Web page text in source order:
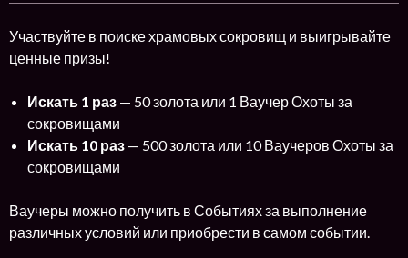
Участвуйте в поиске храмовых сокровищ и выигрывайте
ценные призы!
Искать 1 раз — 50 золота или 1 Ваучер Охоты за
сокровищами
Искать 10 раз — 500 золота или 10 Ваучеров Охоты за
сокровищами
Ваучеры можно получить в Событиях за выполнение
различных условий или приобрести в самом событии.